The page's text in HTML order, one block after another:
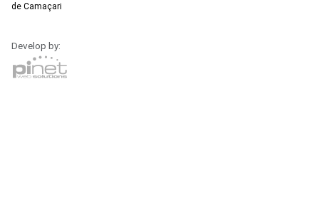
de Camaçari
Develop by: